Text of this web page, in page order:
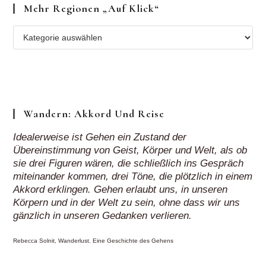
Mehr Regionen „auf Klick“
Regionen
Wandern: Akkord Und Reise
Idealerweise ist Gehen ein Zustand der
Übereinstimmung von Geist, Körper und Welt, als ob
sie drei Figuren wären, die schließlich ins Gespräch
miteinander kommen, drei Töne, die plötzlich in einem
Akkord erklingen. Gehen erlaubt uns, in unseren
Körpern und in der Welt zu sein, ohne dass wir uns
gänzlich in unseren Gedanken verlieren.
Rebecca Solnit, Wanderlust. Eine Geschichte des Gehens